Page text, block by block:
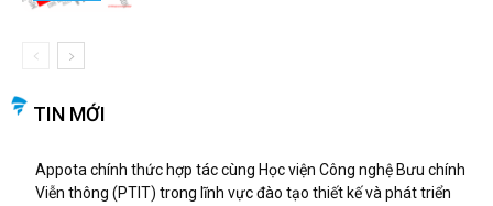
TIN MỚI
Appota chính thức hợp tác cùng Học viện Công nghệ Bưu chính
Viễn thông (PTIT) trong lĩnh vực đào tạo thiết kế và phát triển